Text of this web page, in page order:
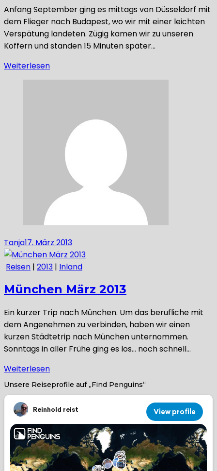
Anfang September ging es mittags von Düsseldorf mit
dem Flieger nach Budapest, wo wir mit einer leichten
Verspätung landeten. Zügig kamen wir zu unseren
Koffern und standen 15 Minuten später…
Weiterlesen
Tanja17. März 2013
Reisen | 2013 | Inland
München März 2013
Ein kurzer Trip nach München. Um das berufliche mit
dem Angenehmen zu verbinden, haben wir einen
kurzen Städtetrip nach München unternommen.
Sonntags in aller Frühe ging es los… noch schnell…
Weiterlesen
Unsere Reiseprofile auf „Find Penguins“